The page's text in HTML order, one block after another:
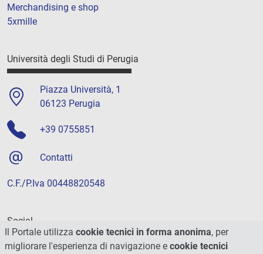
Merchandising e shop
5xmille
Università degli Studi di Perugia
Piazza Università, 1
06123 Perugia
+39 0755851
Contatti
C.F./P.Iva 00448820548
Social
Il Portale utilizza cookie tecnici in forma anonima, per
migliorare l'esperienza di navigazione e cookie tecnici